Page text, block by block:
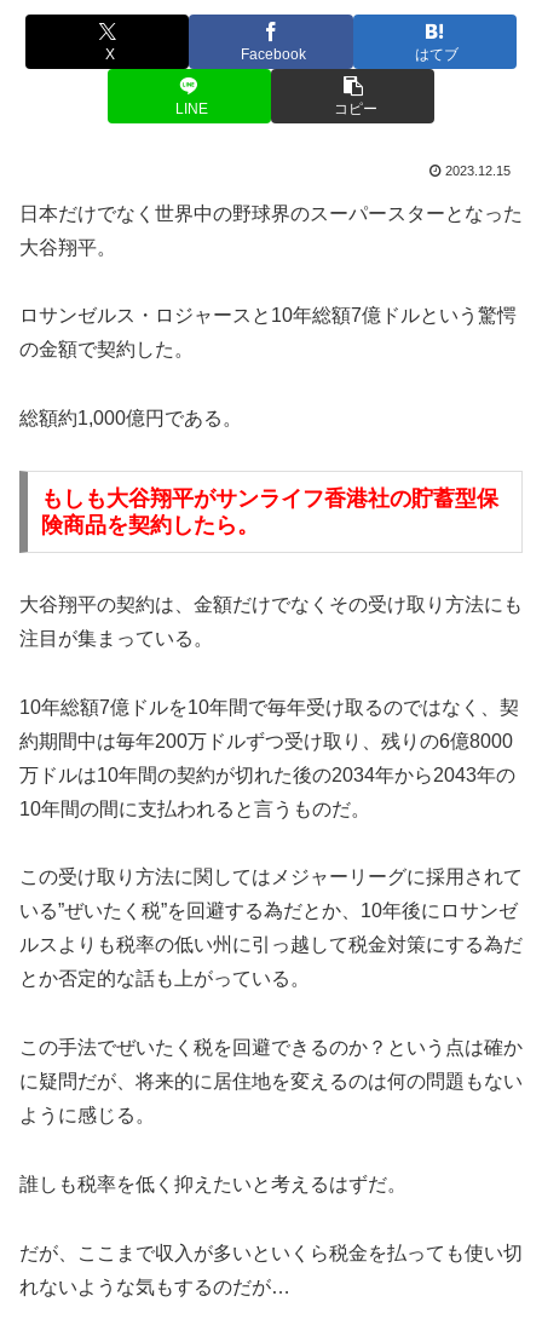
X Facebook はてブ
LINE コピー
2023.12.15
日本だけでなく世界中の野球界のスーパースターとなった
大谷翔平。
ロサンゼルス・ロジャースと10年総額7億ドルという驚愕
の金額で契約した。
総額約1,000億円である。
もしも大谷翔平がサンライフ香港社の貯蓄型保
険商品を契約したら。
大谷翔平の契約は、金額だけでなくその受け取り方法にも
注目が集まっている。
10年総額7億ドルを10年間で毎年受け取るのではなく、契
約期間中は毎年200万ドルずつ受け取り、残りの6億8000
万ドルは10年間の契約が切れた後の2034年から2043年の
10年間の間に支払われると言うものだ。
この受け取り方法に関してはメジャーリーグに採用されて
いる”ぜいたく税”を回避する為だとか、10年後にロサンゼ
ルスよりも税率の低い州に引っ越して税金対策にする為だ
とか否定的な話も上がっている。
この手法でぜいたく税を回避できるのか？という点は確か
に疑問だが、将来的に居住地を変えるのは何の問題もない
ように感じる。
誰しも税率を低く抑えたいと考えるはずだ。
だが、ここまで収入が多いといくら税金を払っても使い切
れないような気もするのだが…